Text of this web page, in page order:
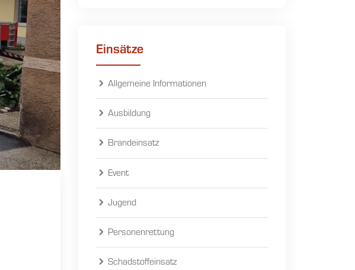
Einsätze
Allgemeine Informationen
Ausbildung
Brandeinsatz
Event
Jugend
Personenrettung
Schadstoffeinsatz